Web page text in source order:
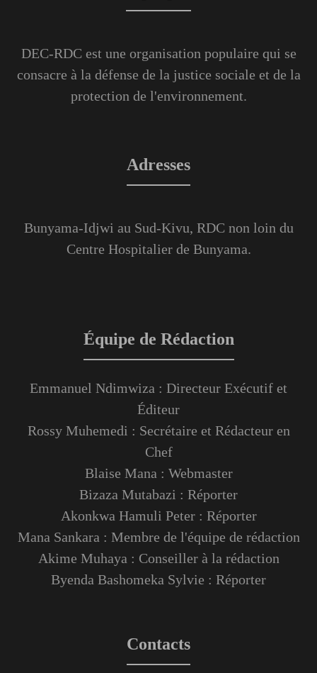
DEC-RDC est une organisation populaire qui se
consacre à la défense de la justice sociale et de la
protection de l'environnement.
Adresses
Bunyama-Idjwi au Sud-Kivu, RDC non loin du
Centre Hospitalier de Bunyama.
Équipe de Rédaction
Emmanuel Ndimwiza : Directeur Exécutif et
Éditeur
Rossy Muhemedi : Secrétaire et Rédacteur en
Chef
Blaise Mana : Webmaster
Bizaza Mutabazi : Réporter
Akonkwa Hamuli Peter : Réporter
Mana Sankara : Membre de l'équipe de rédaction
Akime Muhaya : Conseiller à la rédaction
Byenda Bashomeka Sylvie : Réporter
Contacts